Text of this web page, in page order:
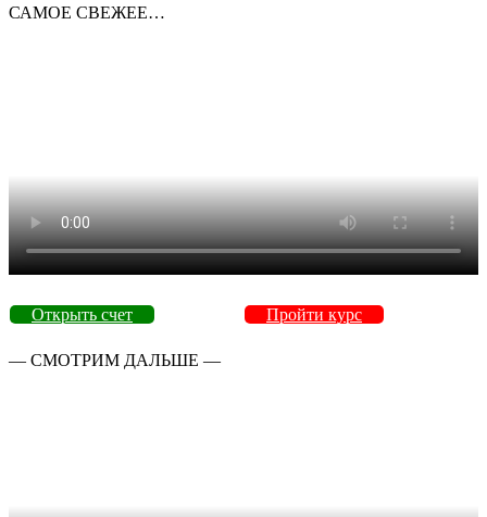
САМОЕ СВЕЖЕЕ…
Открыть счет Пройти курс
— СМОТРИМ ДАЛЬШЕ —